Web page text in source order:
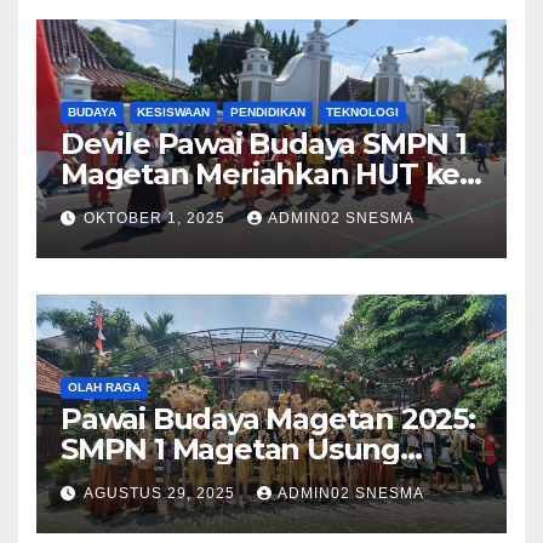
BUDAYA KESISWAAN PENDIDIKAN TEKNOLOGI
Devile Pawai Budaya SMPN 1
Magetan Meriahkan HUT ke-
79 dengan Tema Harmony in
Diversity
OKTOBER 1, 2025 ADMIN02 SNESMA
OLAH RAGA
Pawai Budaya Magetan 2025:
SMPN 1 Magetan Usung
Tema “Magetan Bambu
Kreatif Inovasi Heritage”
AGUSTUS 29, 2025 ADMIN02 SNESMA